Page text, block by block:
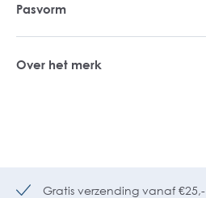
Pasvorm
Over het merk
Gratis verzending vanaf €25,-